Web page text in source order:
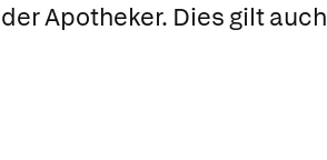
Apotheker. Dies gilt auch